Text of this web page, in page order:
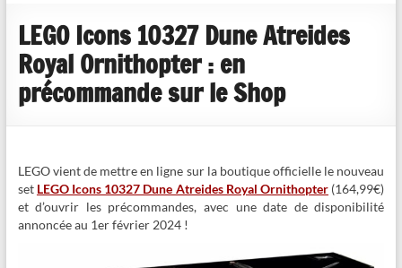
reviews
LEGO Icons 10327 Dune Atreides
Royal Ornithopter : en
précommande sur le Shop
LEGO vient de mettre en ligne sur la boutique officielle le nouveau
set LEGO Icons 10327 Dune Atreides Royal Ornithopter (164,99€)
et d’ouvrir les précommandes, avec une date de disponibilité
annoncée au 1er février 2024 !